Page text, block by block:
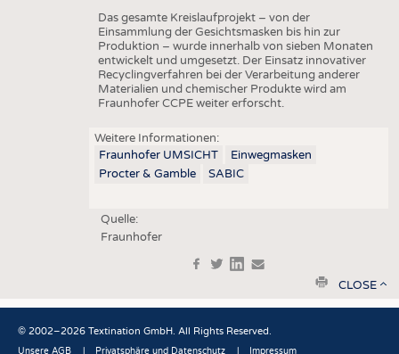
Das gesamte Kreislaufprojekt – von der
Einsammlung der Gesichtsmasken bis hin zur
Produktion – wurde innerhalb von sieben Monaten
entwickelt und umgesetzt. Der Einsatz innovativer
Recyclingverfahren bei der Verarbeitung anderer
Materialien und chemischer Produkte wird am
Fraunhofer CCPE weiter erforscht.
Weitere Informationen:
Fraunhofer UMSICHT
Einwegmasken
Procter & Gamble
SABIC
Quelle:
Fraunhofer
in
print
CLOSE
© 2002–2026 Textination GmbH. All Rights Reserved.
Unsere AGB Privatsphäre und Datenschutz Impressum